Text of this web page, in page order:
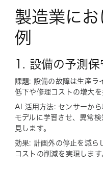
製造業に
例
1. 設備の予測保
課題: 設備の故障は生産ラ
低下や修理コストの増大を
AI 活用方法: センサーか
モデルに学習させ、異常
見します。
効果: 計画外の停止を減ら
コストの削減を実現します